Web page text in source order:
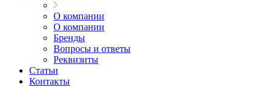
О компании
О компании
Бренды
Вопросы и ответы
Реквизиты
Статьи
Контакты